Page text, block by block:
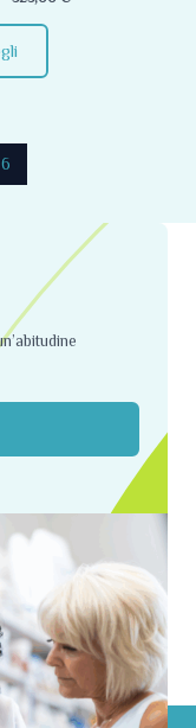
scelte
nella
6